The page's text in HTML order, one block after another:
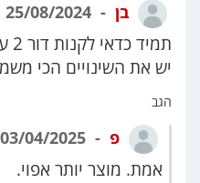
בן
יש את השינויים הכי
הגב
פ
אמת. מוצר יותר אפוי.